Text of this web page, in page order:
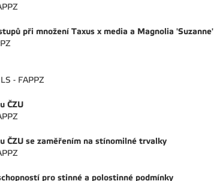
při množení Taxus x media a Magnolia 'Suzanne'
- FAPPZ
ČZU
ČZU se zaměřením na stínomilné trvalky
pro stinné a polostinné podmínky